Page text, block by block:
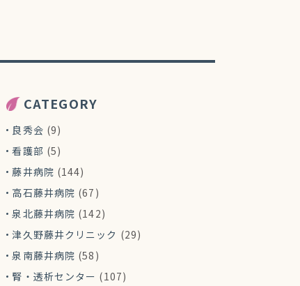
CATEGORY
良秀会 (9)
看護部 (5)
藤井病院 (144)
高石藤井病院 (67)
泉北藤井病院 (142)
津久野藤井クリニック (29)
泉南藤井病院 (58)
腎・透析センター (107)